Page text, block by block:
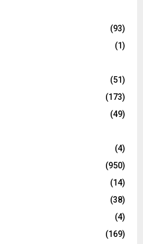
(93)
(1)
(51)
(173)
(49)
(4)
(950)
(14)
(38)
(4)
(169)